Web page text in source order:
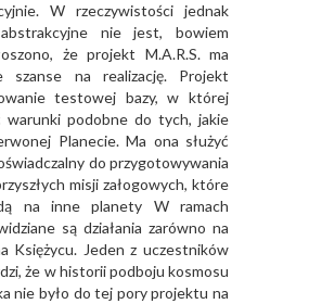
W rzeczywistości jednak
nie jest, bowiem
że projekt M.A.R.S. ma
szanse na realizację. Projekt
testowej bazy, w której
warunki podobne do tych, jakie
Planecie. Ma ona służyć
do przygotowywania
misji załogowych, które
na inne planety W ramach
są działania zarówno na
Księżycu. Jeden z uczestników
że w historii podboju kosmosu
nie było do tej pory projektu na